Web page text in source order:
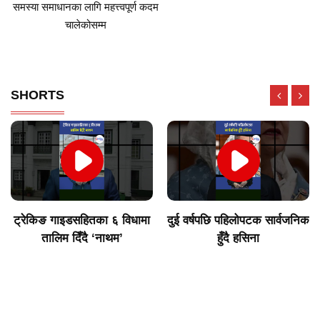
समस्या समाधानका लागि महत्त्वपूर्ण कदम
चालेकोसम्म
SHORTS
दुई वर्षपछि पहिलोपटक सार्वजनिक
हुँदै हसिना
विराटनगरका उद्योगी मुन्दडाको
घर र अफिसमा साढे ५ घण्टा